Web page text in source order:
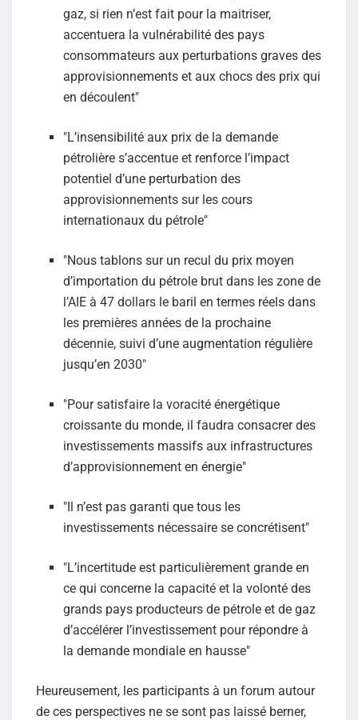
gaz, si rien n’est fait pour la maitriser,
accentuera la vulnérabilité des pays
consommateurs aux perturbations graves des
approvisionnements et aux chocs des prix qui
en découlent"
"L’insensibilité aux prix de la demande
pétrolière s’accentue et renforce l’impact
potentiel d’une perturbation des
approvisionnements sur les cours
internationaux du pétrole"
"Nous tablons sur un recul du prix moyen
d’importation du pétrole brut dans les zone de
l’AIE à 47 dollars le baril en termes réels dans
les premières années de la prochaine
décennie, suivi d’une augmentation régulière
jusqu’en 2030"
"Pour satisfaire la voracité énergétique
croissante du monde, il faudra consacrer des
investissements massifs aux infrastructures
d’approvisionnement en énergie"
"Il n’est pas garanti que tous les
investissements nécessaire se concrétisent"
"L’incertitude est particulièrement grande en
ce qui concerne la capacité et la volonté des
grands pays producteurs de pétrole et de gaz
d’accélérer l’investissement pour répondre à
la demande mondiale en hausse"
Heureusement, les participants à un forum autour
de ces perspectives ne se sont pas laissé berner,